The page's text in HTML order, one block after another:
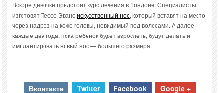
Вскоре девочке предстоит курс лечения в Лондоне. Специалисты
изготовят Тессе Эвансискусственный нос, который вставят на место
через надрез на коже головы, невидимый под волосами. А далее
каждые два года, пока ребенок будет взрослеть, будут делать и
имплантировать новый нос — большего размера.
Вконтакте Twitter Facebook
Google +